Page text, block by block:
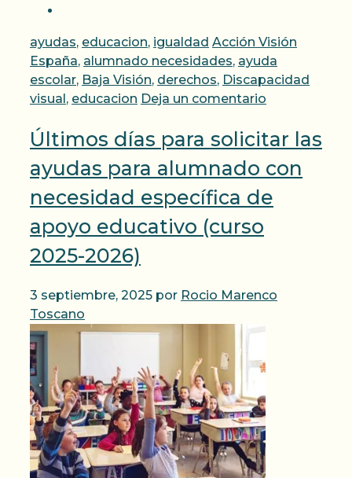
Categorías
ayudas, educacion, igualdad Etiquetas
Acción Visión
España, alumnado necesidades, ayuda
escolar, Baja Visión, derechos, Discapacidad
visual, educacion Deja un comentario
Últimos días para solicitar las
ayudas para alumnado con
necesidad específica de
apoyo educativo (curso
2025-2026)
3 septiembre, 2025 por Rocio Marenco
Toscano